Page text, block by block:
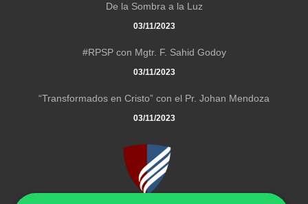
De la Sombra a la Luz
03/11/2023
#RPSP con Mgtr. F. Sahid Godoy
03/11/2023
“Transformados en Cristo” con el Pr. Johan Mendoza
03/11/2023